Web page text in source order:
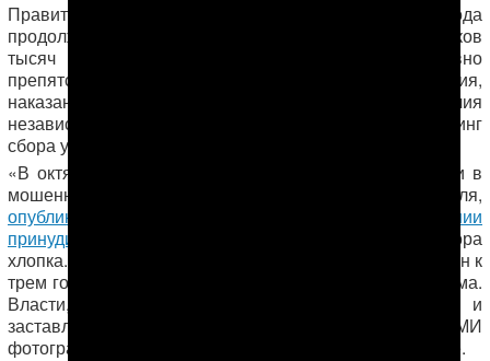
Правительство страны в течение отчетного периода
продолжало использовать принудительный труд десятков
тысяч взрослых граждан. При этом власти активно
препятствовали путем преследования, задержания,
наказания и, в некоторых случаях, физического насилия
независимым наблюдателям проводить мониторинг
сбора урожая.
«В октябре 2016 года власти арестовали и обвинили в
мошенничестве
– наблюдателя,
опубликовавшего материал об использовании
принудительного труда
во время ежегодного сбора
хлопка. Он был обвинен в мошенничестве и приговорен к
трем годам лишения свободы в колонии общего режима.
Власти, предположительно, пытали Маталаева и
заставляли его признаться в распространении в СМИ
фотографий с хлопковых полей», — говорится в отчете.